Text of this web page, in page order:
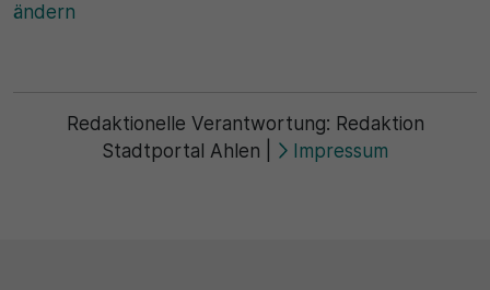
ändern
Redaktionelle Verantwortung: Redaktion
Stadtportal Ahlen
Impressum